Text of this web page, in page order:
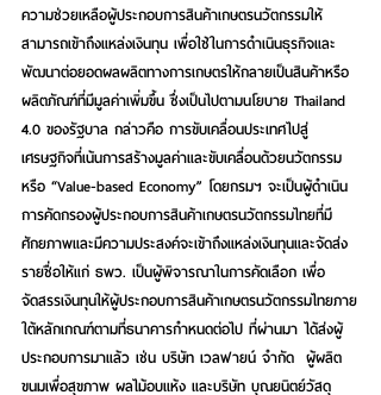
ความช่วยเหลือผู้ประกอบการสินค้าเกษตรนวัตกรรมให้
สามารถเข้าถึงแหล่งเงินทุน เพื่อใช้ในการดำเนินธุรกิจและ
พัฒนาต่อยอดผลผลิตทางการเกษตรให้กลายเป็นสินค้าหรือ
ผลิตภัณฑ์ที่มีมูลค่าเพิ่มขึ้น ซึ่งเป็นไปตามนโยบาย Thailand
4.0 ของรัฐบาล กล่าวคือ การขับเคลื่อนประเทศไปสู่
เศรษฐกิจที่เน้นการสร้างมูลค่าและขับเคลื่อนด้วยนวัตกรรม
หรือ “Value-based Economy” โดยกรมฯ จะเป็นผู้ดำเนิน
การคัดกรองผู้ประกอบการสินค้าเกษตรนวัตกรรมไทยที่มี
ศักยภาพและมีความประสงค์จะเข้าถึงแหล่งเงินทุนและจัดส่ง
รายชื่อให้แก่ ธพว. เป็นผู้พิจารณาในการคัดเลือก เพื่อ
จัดสรรเงินทุนให้ผู้ประกอบการสินค้าเกษตรนวัตกรรมไทยภาย
ใต้หลักเกณฑ์ตามที่ธนาคารกำหนดต่อไป ที่ผ่านมา ได้ส่งผู้
ประกอบการมาแล้ว เช่น บริษัท เวลฟายน์ จำกัด  ผู้ผลิต
ขนมเพื่อสุขภาพ ผลไม้อบแห้ง และบริษัท บุณยนิตย์วัสดุ